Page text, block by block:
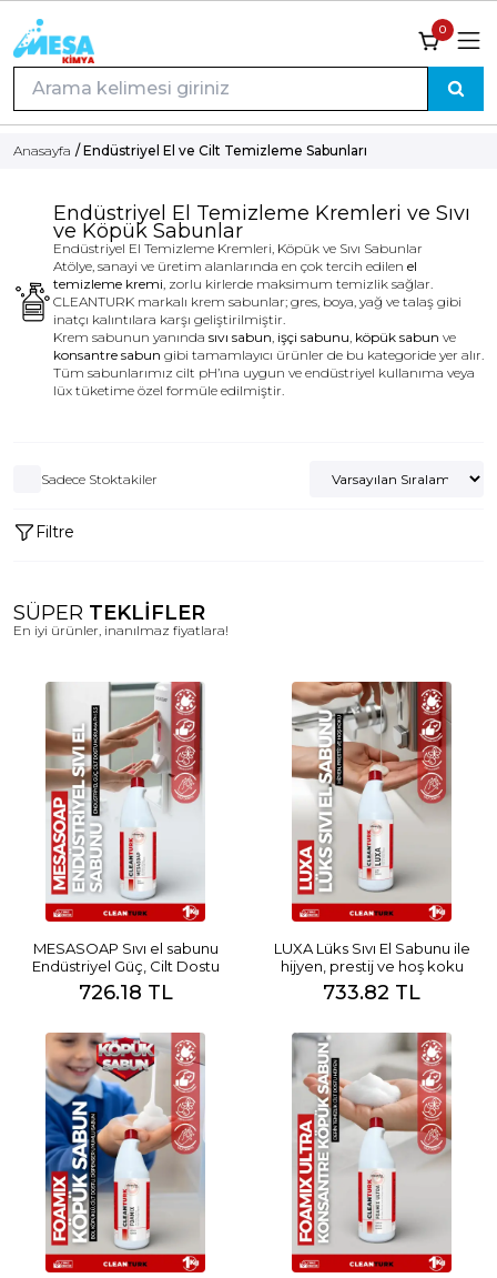
0
Anasayfa / Endüstriyel El ve Cilt Temizleme Sabunları
Endüstriyel El Temizleme Kremleri ve Sıvı
ve Köpük Sabunlar
Endüstriyel El Temizleme Kremleri, Köpük ve Sıvı Sabunlar
Atölye, sanayi ve üretim alanlarında en çok tercih edilen el
temizleme kremi, zorlu kirlerde maksimum temizlik sağlar.
CLEANTURK markalı krem sabunlar; gres, boya, yağ ve talaş gibi
inatçı kalıntılara karşı geliştirilmiştir.
Krem sabunun yanında sıvı sabun, işçi sabunu, köpük sabun ve
konsantre sabun gibi tamamlayıcı ürünler de bu kategoride yer alır.
Tüm sabunlarımız cilt pH’ına uygun ve endüstriyel kullanıma veya
lüx tüketime özel formüle edilmiştir.
Sadece Stoktakiler
Filtre
SÜPER TEKLİFLER
En iyi ürünler, inanılmaz fiyatlara!
MESASOAP Sıvı el sabunu
Endüstriyel Güç, Cilt Dostu
Koruma Ph 5.5
726.18 TL
LUXA Lüks Sıvı El Sabunu ile
hijyen, prestij ve hoş koku
733.82 TL